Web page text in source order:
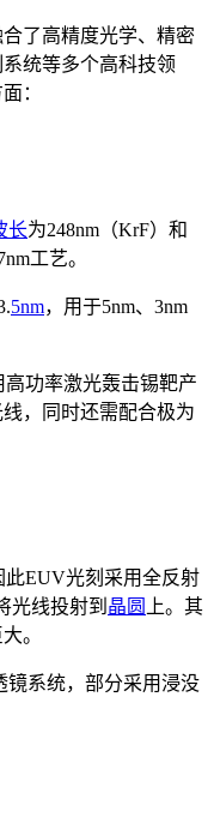
了高精度光学、精密
统等多个高科技领
：
长为248nm（KrF）和
工艺。
5nm，用于5nm、3nm
功率激光轰击锡靶产
，同时还需配合极为
EUV光刻采用全反射
光线投射到 晶圆
上。其
。
系统，部分采用浸没